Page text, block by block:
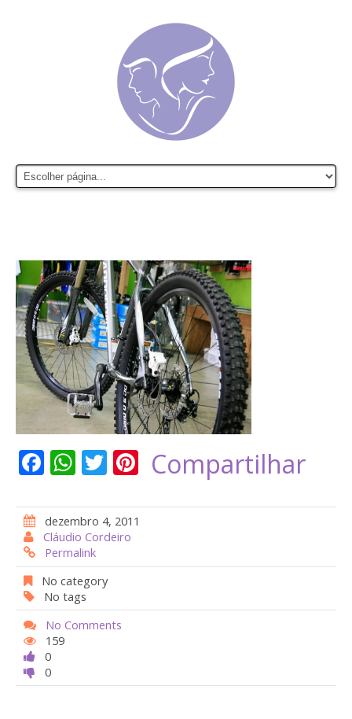
F
e
b
o
o
k
W
at
s
A
p
p
T
itt
er
Pi
er
st
Compartilhar
dezembro 4, 2011
Cláudio Cordeiro
Permalink
No category
No tags
No Comments
159
0
0